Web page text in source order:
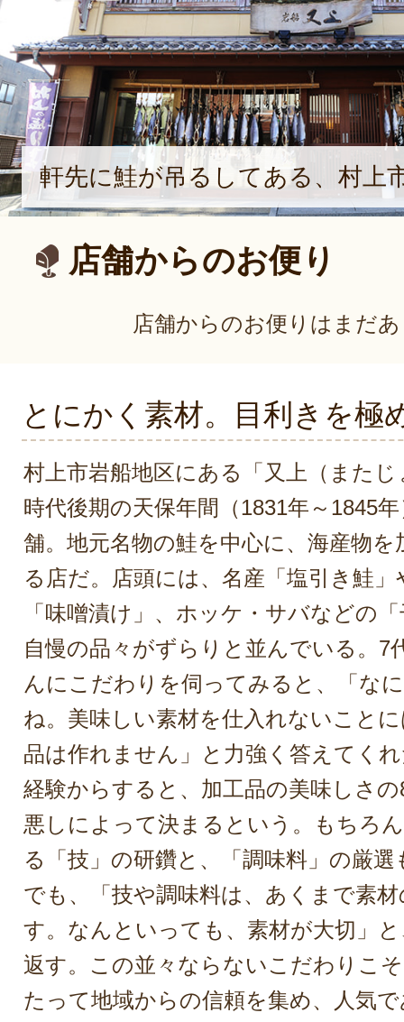
軒先に鮭が吊るしてある、村上
店舗からのお便り
店舗からのお便りはまだ
とにかく素材。目利きを極
村上市岩船地区にある「又上（また
時代後期の天保年間（1831年～1845
舗。地元名物の鮭を中心に、海産物
る店だ。店頭には、名産「塩引き鮭
「味噌漬け」、ホッケ・サバなどの
自慢の品々がずらりと並んでいる。7
んにこだわりを伺ってみると、「な
ね。美味しい素材を仕入れないこと
品は作れません」と力強く答えてく
経験からすると、加工品の美味しさ
悪しによって決まるという。もちろ
る「技」の研鑽と、「調味料」の厳
でも、「技や調味料は、あくまで素
す。なんといっても、素材が大切」
返す。この並々ならないこだわりこ
たって地域からの信頼を集め、人気